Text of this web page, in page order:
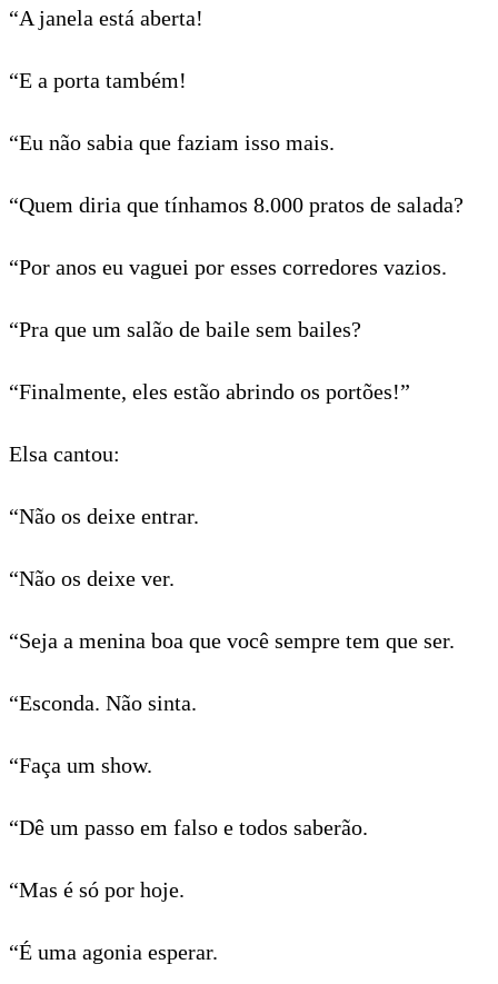
“A janela está aberta!
“E a porta também!
“Eu não sabia que faziam isso mais.
“Quem diria que tínhamos 8.000 pratos de salada?
“Por anos eu vaguei por esses corredores vazios.
“Pra que um salão de baile sem bailes?
“Finalmente, eles estão abrindo os portões!”
Elsa cantou:
“Não os deixe entrar.
“Não os deixe ver.
“Seja a menina boa que você sempre tem que ser.
“Esconda. Não sinta.
“Faça um show.
“Dê um passo em falso e todos saberão.
“Mas é só por hoje.
“É uma agonia esperar.